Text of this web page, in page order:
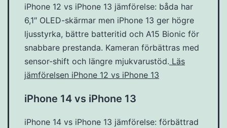
iPhone 12 vs iPhone 13 jämförelse: båda har
6,1″ OLED-skärmar men iPhone 13 ger högre
ljusstyrka, bättre batteritid och A15 Bionic för
snabbare prestanda. Kameran förbättras med
sensor-shift och längre mjukvarustöd. Läs
jämförelsen iPhone 12 vs iPhone 13
iPhone 14 vs iPhone 13
iPhone 14 vs iPhone 13 jämförelse: förbättrad